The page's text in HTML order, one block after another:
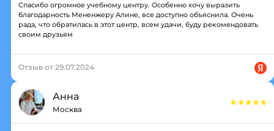
Спасибо огромное учебному центру. Особенно хочу выразить
благодарность Мененжеру Алине, все доступно объяснила. Очень
рада, что обратилась в этот центр, всем удачи, буду рекомендовать
своим друзьям
Отзыв от 29.07.2024
Анна
Москва